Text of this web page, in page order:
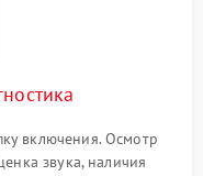
включения. Осмотр
звука, наличия